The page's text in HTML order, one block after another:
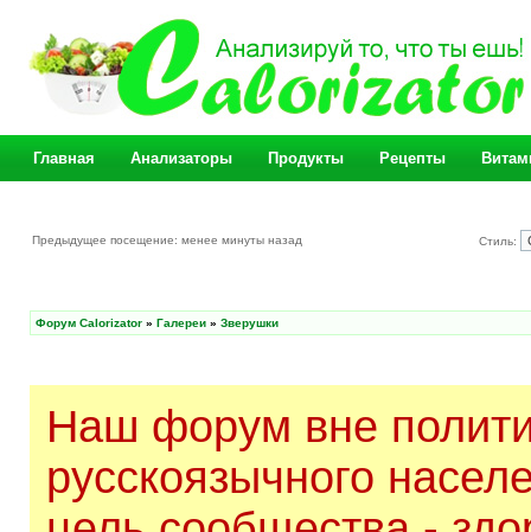
Главная Анализаторы Продукты Рецепты
Предыдущее посещение: менее минуты назад Стиль:
Форум Calorizator » Галереи » Зверушки
Наш форум вне
русскоязычного